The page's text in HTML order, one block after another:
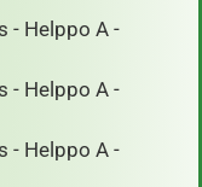
- Helppo A -
- Helppo A -
- Helppo A -